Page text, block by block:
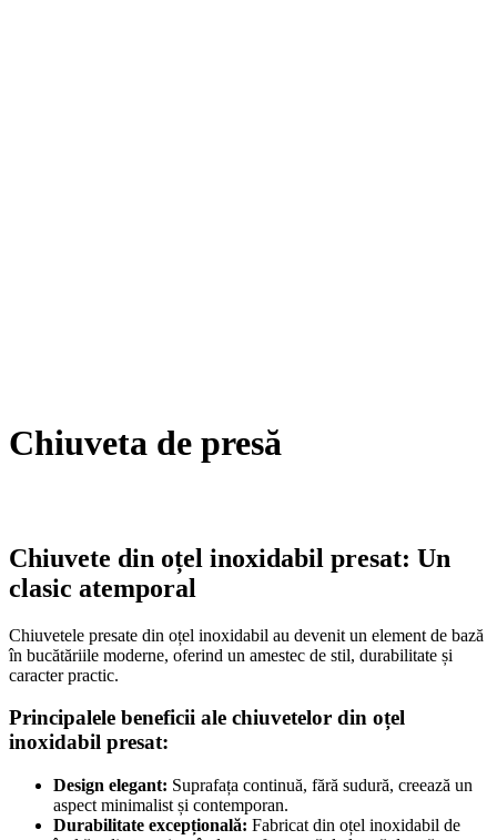
Chiuveta de presă
Chiuvete din oțel inoxidabil presat: Un
clasic atemporal
Chiuvetele presate din oțel inoxidabil au devenit un element de bază
în bucătăriile moderne, oferind un amestec de stil, durabilitate și
caracter practic.
Principalele beneficii ale chiuvetelor din oțel
inoxidabil presat:
Design elegant: Suprafața continuă, fără sudură, creează un
aspect minimalist și contemporan.
Durabilitate excepțională: Fabricat din oțel inoxidabil de